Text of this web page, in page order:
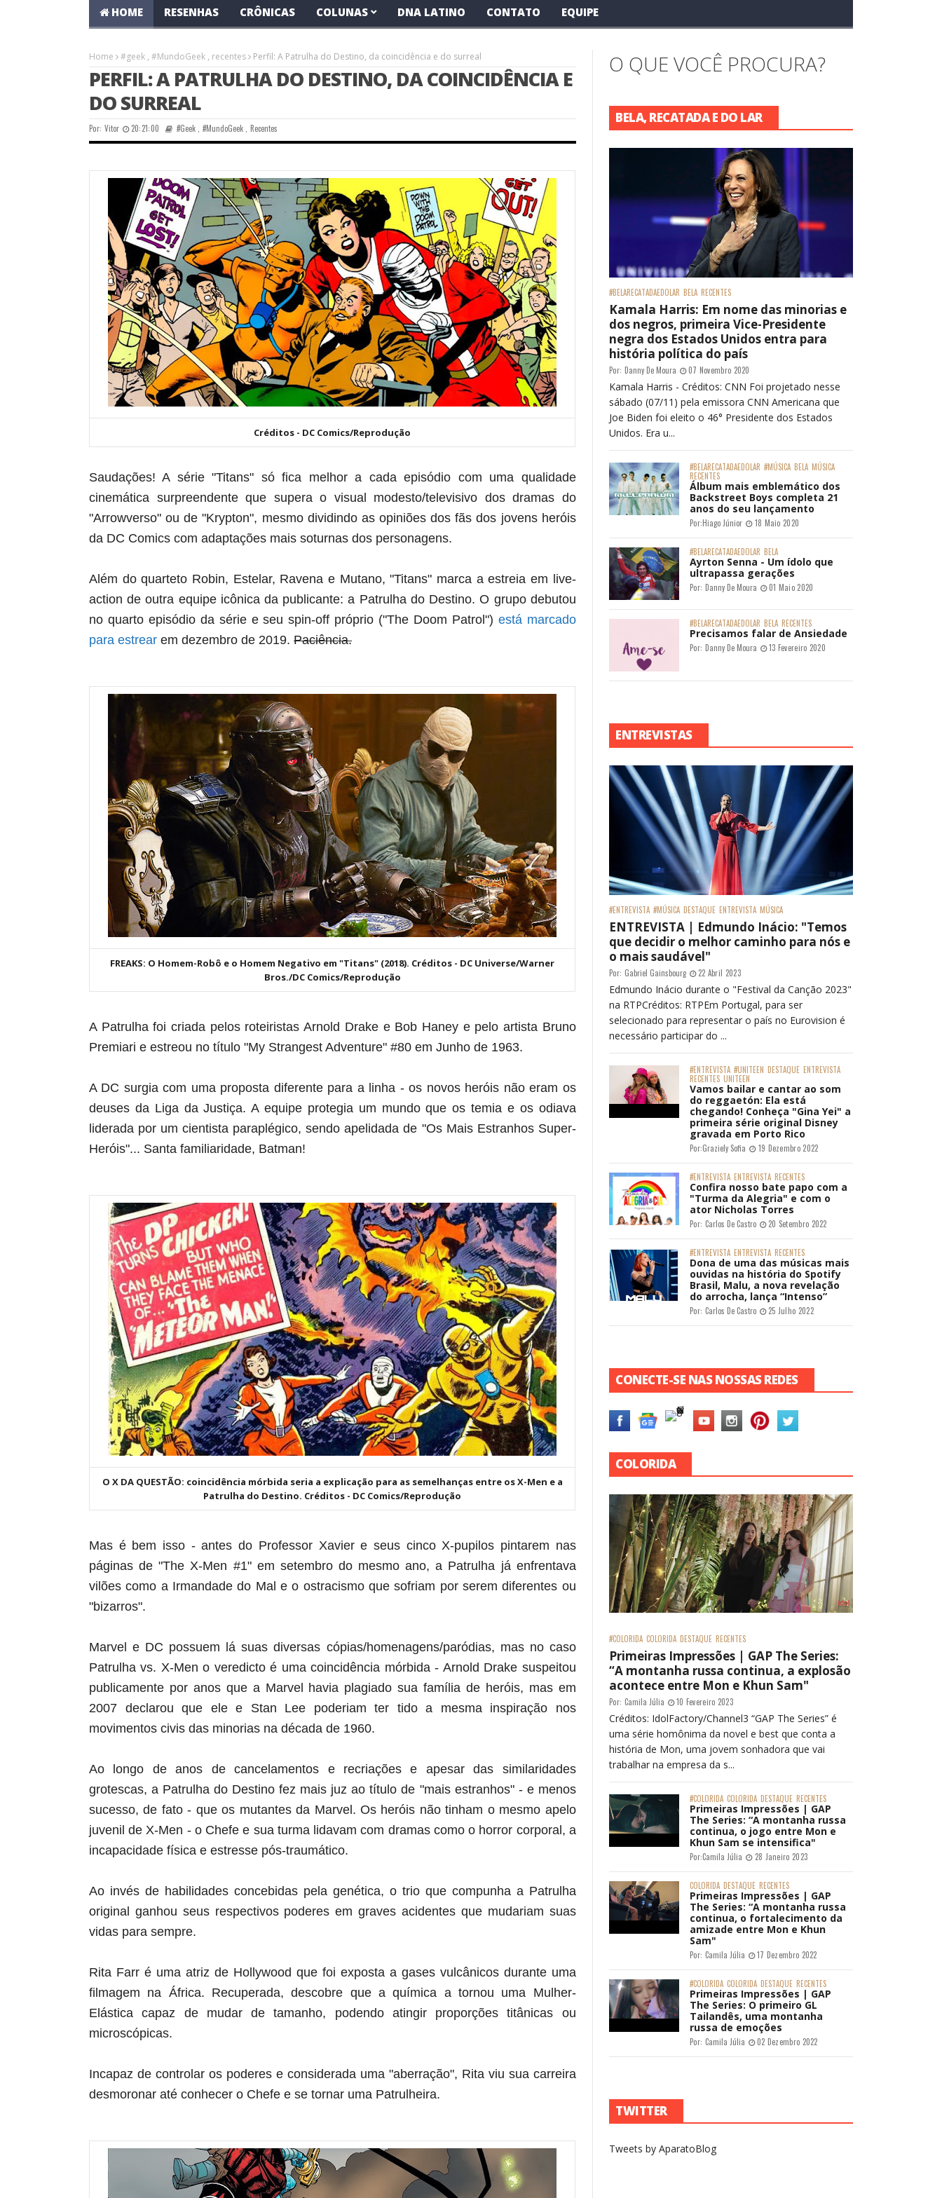
HOME RESENHAS CRÔNICAS COLUNAS DNA LATINO CONTATO EQUIPE
Home #geek , #MundoGeek , recentes Perfil: A Patrulha do Destino, da coincidência e do surreal
PERFIL: A PATRULHA DO DESTINO, DA COINCIDÊNCIA E
DO SURREAL
Por: Vitor 20:21:00 #geek ,#MundoGeek Recentes
Créditos - DC Comics/Reprodução
Saudações! A série "Titans" só fica melhor a cada episódio com uma qualidade
cinemática surpreendente que supera o visual modesto/televisivo dos dramas do
"Arrowverso" ou de "Krypton", mesmo dividindo as opiniões dos fãs dos jovens heróis
da DC Comics com adaptações mais soturnas dos personagens.
Além do quarteto Robin, Estelar, Ravena e Mutano, "Titans" marca a estreia em live-
action de outra equipe icônica da publicante: a Patrulha do Destino. O grupo debutou
no quarto episódio da série e seu spin-off próprio ("The Doom Patrol") está marcado
para estrear em dezembro de 2019. Paciência.
FREAKS: O Homem-Robô e o Homem Negativo em "Titans" (2018). Créditos - DC Universe/Warner
Bros./DC Comics/Reprodução
A Patrulha foi criada pelos roteiristas Arnold Drake e Bob Haney e pelo artista Bruno
Premiari e estreou no título "My Strangest Adventure" #80 em Junho de 1963.
A DC surgia com uma proposta diferente para a linha - os novos heróis não eram os
deuses da Liga da Justiça. A equipe protegia um mundo que os temia e os odiava
liderada por um cientista paraplégico, sendo apelidada de "Os Mais Estranhos Super-
Heróis"... Santa familiaridade, Batman!
O X DA QUESTÃO: coincidência mórbida seria a explicação para as semelhanças entre os X-Men e a
Patrulha do Destino. Créditos - DC Comics/Reprodução
Mas é bem isso - antes do Professor Xavier e seus cinco X-pupilos pintarem nas
páginas de "The X-Men #1" em setembro do mesmo ano, a Patrulha já enfrentava
vilões como a Irmandade do Mal e o ostracismo que sofriam por serem diferentes ou
"bizarros".
Marvel e DC possuem lá suas diversas cópias/homenagens/paródias, mas no caso
Patrulha vs. X-Men o veredicto é uma coincidência mórbida - Arnold Drake suspeitou
publicamente por anos que a Marvel havia plagiado sua família de heróis, mas em
2007 declarou que ele e Stan Lee poderiam ter tido a mesma inspiração nos
movimentos civis das minorias na década de 1960.
Ao longo de anos de cancelamentos e recriações e apesar das similaridades
grotescas, a Patrulha do Destino fez mais juz ao título de "mais estranhos" - e menos
sucesso, de fato - que os mutantes da Marvel. Os heróis não tinham o mesmo apelo
juvenil de X-Men - o Chefe e sua turma lidavam com dramas como o horror corporal, a
incapacidade física e estresse pós-traumático.
Ao invés de habilidades concebidas pela genética, o trio que compunha a Patrulha
original ganhou seus respectivos poderes em graves acidentes que mudariam suas
vidas para sempre.
Rita Farr é uma atriz de Hollywood que foi exposta a gases vulcânicos durante uma
filmagem na África. Recuperada, descobre que a química a tornou uma Mulher-
Elástica capaz de mudar de tamanho, podendo atingir proporções titânicas ou
microscópicas.
Incapaz de controlar os poderes e considerada uma "aberração", Rita viu sua carreira
desmoronar até conhecer o Chefe e se tornar uma Patrulheira.
O QUE VOCÊ PROCURA?
BELA, RECATADA E DO LAR
#BELARECATADAEDOLAR BELA RECENTES
Kamala Harris: Em nome das minorias e
dos negros, primeira Vice-Presidente
negra dos Estados Unidos entra para
história política do país
Por: Danny De Moura 07 Novembro 2020
Kamala Harris - Créditos: CNN Foi projetado nesse
sábado (07/11) pela emissora CNN Americana que
Joe Biden foi eleito o 46° Presidente dos Estados
Unidos. Era u...
#BELARECATADAEDOLAR #MÚSICA BELA MÚSICA
RECENTES
Álbum mais emblemático dos
Backstreet Boys completa 21
anos do seu lançamento
Por:Hiago Júnior 18 Maio 2020
#BELARECATADAEDOLAR BELA
Ayrton Senna - Um ídolo que
ultrapassa gerações
Por: Danny De Moura 01 Maio 2020
#BELARECATADAEDOLAR BELA RECENTES
Precisamos falar de Ansiedade
Por: Danny De Moura 13 Fevereiro 2020
ENTREVISTAS
#ENTREVISTA #MÚSICA DESTAQUE ENTREVISTA MÚSICA
ENTREVISTA | Edmundo Inácio: "Temos
que decidir o melhor caminho para nós e
o mais saudável"
Por: Gabriel Gainsbourg 22 Abril 2023
Edmundo Inácio durante o "Festival da Canção 2023"
na RTPCréditos: RTPEm Portugal, para ser
selecionado para representar o país no Eurovision é
necessário participar do ...
#ENTREVISTA #UNITEEN DESTAQUE ENTREVISTA
RECENTES UNITEEN
Vamos bailar e cantar ao som
do reggaetón: Ela está
chegando! Conheça "Gina Yei" a
primeira série original Disney
gravada em Porto Rico
Por:Graziely Sofia 19 Dezembro 2022
#ENTREVISTA ENTREVISTA RECENTES
Confira nosso bate papo com a
"Turma da Alegria" e com o
ator Nicholas Torres
Por: Carlos De Castro 20 Setembro 2022
#ENTREVISTA ENTREVISTA RECENTES
Dona de uma das músicas mais
ouvidas na história do Spotify
Brasil, Malu, a nova revelação
do arrocha, lança “Intenso”
Por: Carlos De Castro 25 Julho 2022
CONECTE-SE NAS NOSSAS REDES
COLORIDA
#COLORIDA COLORIDA DESTAQUE RECENTES
Primeiras Impressões | GAP The Series:
“A montanha russa continua, a explosão
acontece entre Mon e Khun Sam"
Por: Camila Júlia 10 Fevereiro 2023
Créditos: IdolFactory/Channel3 “GAP The Series” é
uma série homônima da novel e best que conta a
história de Mon, uma jovem sonhadora que vai
trabalhar na empresa da s...
#COLORIDA COLORIDA DESTAQUE RECENTES
Primeiras Impressões | GAP
The Series: “A montanha russa
continua, o jogo entre Mon e
Khun Sam se intensifica"
Por:Camila Júlia 28 Janeiro 2023
COLORIDA DESTAQUE RECENTES
Primeiras Impressões | GAP
The Series: “A montanha russa
continua, o fortalecimento da
amizade entre Mon e Khun
Sam"
Por: Camila Júlia 17 Dezembro 2022
#COLORIDA COLORIDA DESTAQUE RECENTES
Primeiras Impressões | GAP
The Series: O primeiro GL
Tailandês, uma montanha
russa de emoções
Por: Camila Júlia 02 Dezembro 2022
TWITTER
Tweets by AparatoBlog